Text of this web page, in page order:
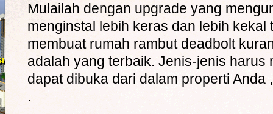
Mulailah dengan upgrade yang
menginstal lebih keras dan lebih
membuat rumah rambut deadbolt
adalah yang terbaik. Jenis-jenis harus
dapat dibuka dari dalam properti Anda
.